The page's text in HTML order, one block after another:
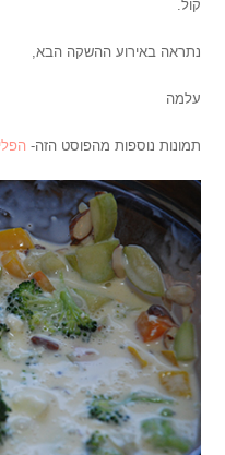
קול.
נתראה באירוע ההשקה הבא,
עלמה
תמונות נוספות מהפוסט הזה-